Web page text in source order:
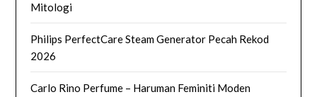
Mitologi
Philips PerfectCare Steam Generator Pecah Rekod
2026
Carlo Rino Perfume – Haruman Feminiti Moden